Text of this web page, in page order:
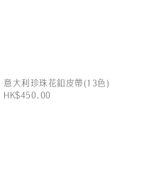
意大利珍珠花釦皮帶(13色)
HK$450.00